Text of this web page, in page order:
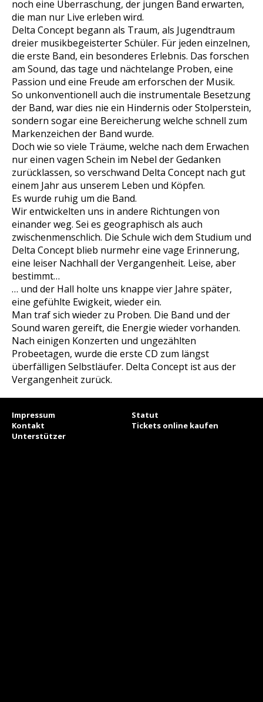
noch eine Überraschung, der jungen Band erwarten,
die man nur Live erleben wird.
Delta Concept begann als Traum, als Jugendtraum
dreier musikbegeisterter Schüler. Für jeden einzelnen,
die erste Band, ein besonderes Erlebnis. Das forschen
am Sound, das tage und nächtelange Proben, eine
Passion und eine Freude am erforschen der Musik.
So unkonventionell auch die instrumentale Besetzung
der Band, war dies nie ein Hindernis oder Stolperstein,
sondern sogar eine Bereicherung welche schnell zum
Markenzeichen der Band wurde.
Doch wie so viele Träume, welche nach dem Erwachen
nur einen vagen Schein im Nebel der Gedanken
zurücklassen, so verschwand Delta Concept nach gut
einem Jahr aus unserem Leben und Köpfen.
Es wurde ruhig um die Band.
Wir entwickelten uns in andere Richtungen von
einander weg. Sei es geographisch als auch
zwischenmenschlich. Die Schule wich dem Studium und
Delta Concept blieb nurmehr eine vage Erinnerung,
eine leiser Nachhall der Vergangenheit. Leise, aber
bestimmt…
… und der Hall holte uns knappe vier Jahre später,
eine gefühlte Ewigkeit, wieder ein.
Man traf sich wieder zu Proben. Die Band und der
Sound waren gereift, die Energie wieder vorhanden.
Nach einigen Konzerten und ungezählten
Probeetagen, wurde die erste CD zum längst
überfälligen Selbstläufer. Delta Concept ist aus der
Vergangenheit zurück.
Impressum
Statut
Kontakt
Tickets online kaufen
Unterstützer